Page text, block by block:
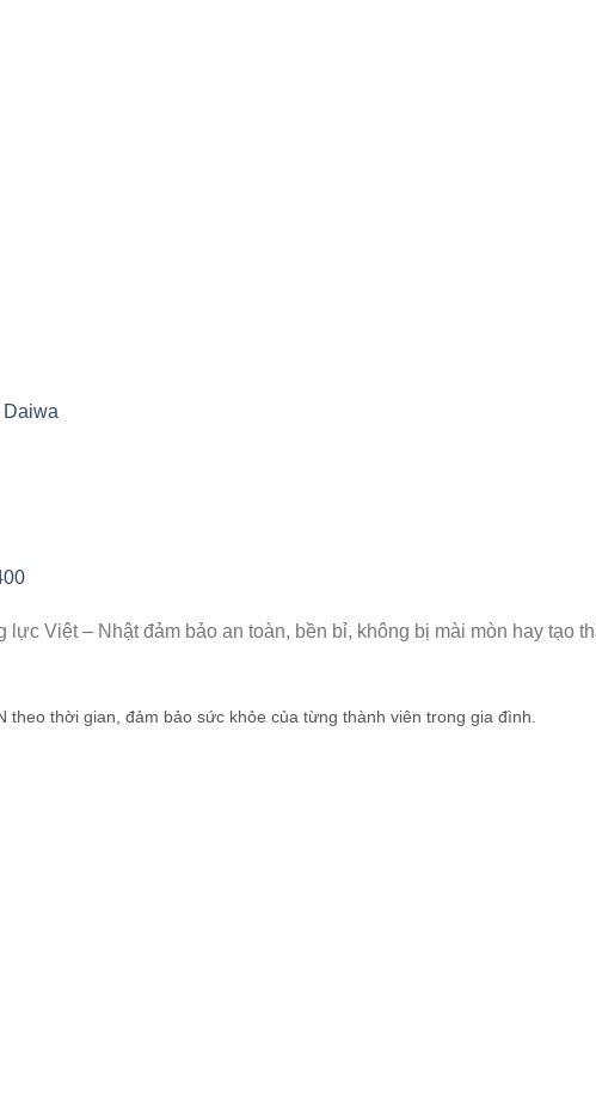
Việt – Nhật đảm bảo an toàn, bền bỉ, không bị mài mòn hay tạo
theo thời gian, đảm bảo sức khỏe của từng thành viên trong gia đình.